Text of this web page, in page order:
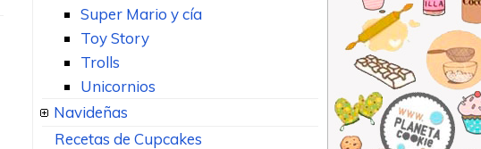
Super Mario y cía
Toy Story
Trolls
Unicornios
Navideñas
Recetas de Cupcakes